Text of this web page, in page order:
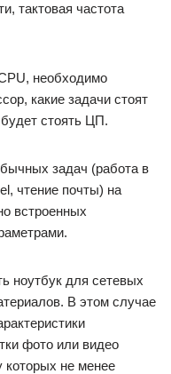
тактовая частота
необходимо
какие задачи стоят
стоять ЦП.
задач (работа в
чтение почты) на
встроенных
ноутбук для сетевых
В этом случае
фото или видео
которых не менее